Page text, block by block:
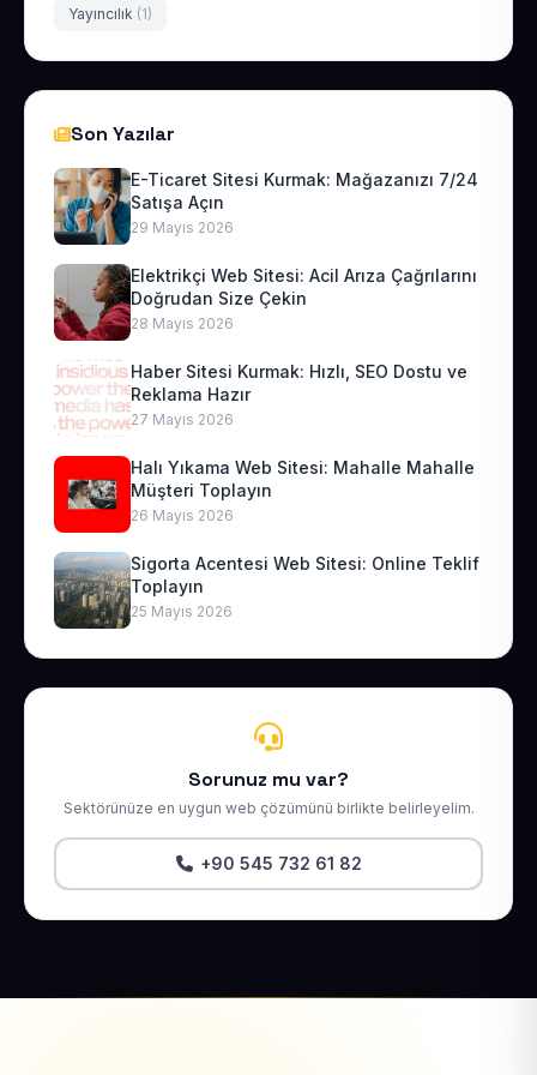
Yayıncılık (1)
Son Yazılar
E-Ticaret Sitesi Kurmak: Mağazanızı 7/24
Satışa Açın
29 Mayıs 2026
Elektrikçi Web Sitesi: Acil Arıza Çağrılarını
Doğrudan Size Çekin
28 Mayıs 2026
Haber Sitesi Kurmak: Hızlı, SEO Dostu ve
Reklama Hazır
27 Mayıs 2026
Halı Yıkama Web Sitesi: Mahalle Mahalle
Müşteri Toplayın
26 Mayıs 2026
Sigorta Acentesi Web Sitesi: Online Teklif
Toplayın
25 Mayıs 2026
Sorunuz mu var?
Sektörünüze en uygun web çözümünü birlikte belirleyelim.
+90 545 732 61 82